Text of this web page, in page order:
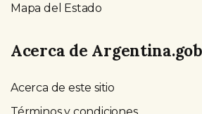
Mapa del Estado
Acerca de
Acerca de este sitio